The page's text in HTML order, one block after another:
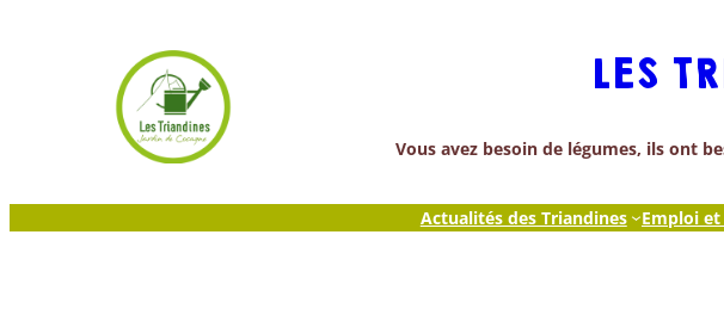
LES
Vous avez besoin de légumes, ils ont
Actualités des Triandines Emploi